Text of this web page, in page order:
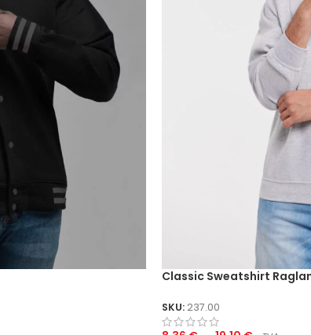
Classic Sweatshirt
SKU: 237.00